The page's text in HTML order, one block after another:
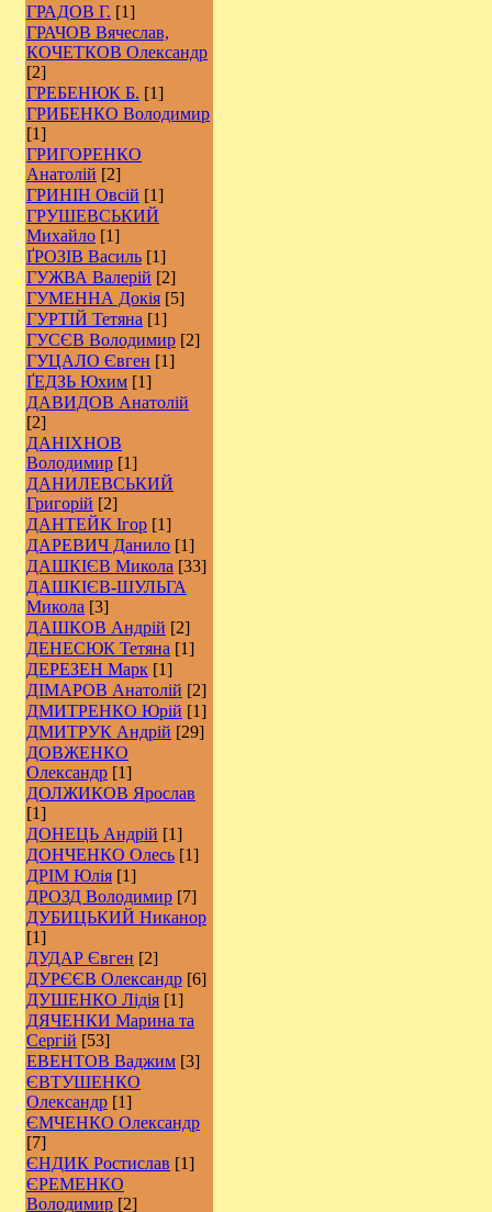
ГРАДОВ Г. [1]
ГРАЧОВ Вячеслав,
КОЧЕТКОВ Олександр
[2]
ГРЕБЕНЮК Б. [1]
ГРИБЕНКО Володимир
[1]
ГРИГОРЕНКО
Анатолій [2]
ГРИНІН Овсій [1]
ГРУШЕВСЬКИЙ
Михайло [1]
ҐРОЗІВ Василь [1]
ГУЖВА Валерій [2]
ГУМЕННА Докія [5]
ГУРТІЙ Тетяна [1]
ГУСЄВ Володимир [2]
ГУЦАЛО Євген [1]
ҐЕДЗЬ Юхим [1]
ДАВИДОВ Анатолій
[2]
ДАНІХНОВ
Володимир [1]
ДАНИЛЕВСЬКИЙ
Григорій [2]
ДАНТЕЙК Ігор [1]
ДАРЕВИЧ Данило [1]
ДАШКІЄВ Микола [33]
ДАШКІЄВ-ШУЛЬГА
Микола [3]
ДАШКОВ Андрій [2]
ДЕНЕСЮК Тетяна [1]
ДЕРЕЗЕН Марк [1]
ДІМАРОВ Анатолій [2]
ДМИТРЕНКО Юрій [1]
ДМИТРУК Андрій [29]
ДОВЖЕНКО
Олександр [1]
ДОЛЖИКОВ Ярослав
[1]
ДОНЕЦЬ Андрій [1]
ДОНЧЕНКО Олесь [1]
ДРІМ Юлія [1]
ДРОЗД Володимир [7]
ДУБИЦЬКИЙ Никанор
[1]
ДУДАР Євген [2]
ДУРЄЄВ Олександр [6]
ДУШЕНКО Лідія [1]
ДЯЧЕНКИ Марина та
Сергій [53]
ЕВЕНТОВ Ваджим [3]
ЄВТУШЕНКО
Олександр [1]
ЄМЧЕНКО Олександр
[7]
ЄНДИК Ростислав [1]
ЄРЕМЕНКО
Володимир [2]